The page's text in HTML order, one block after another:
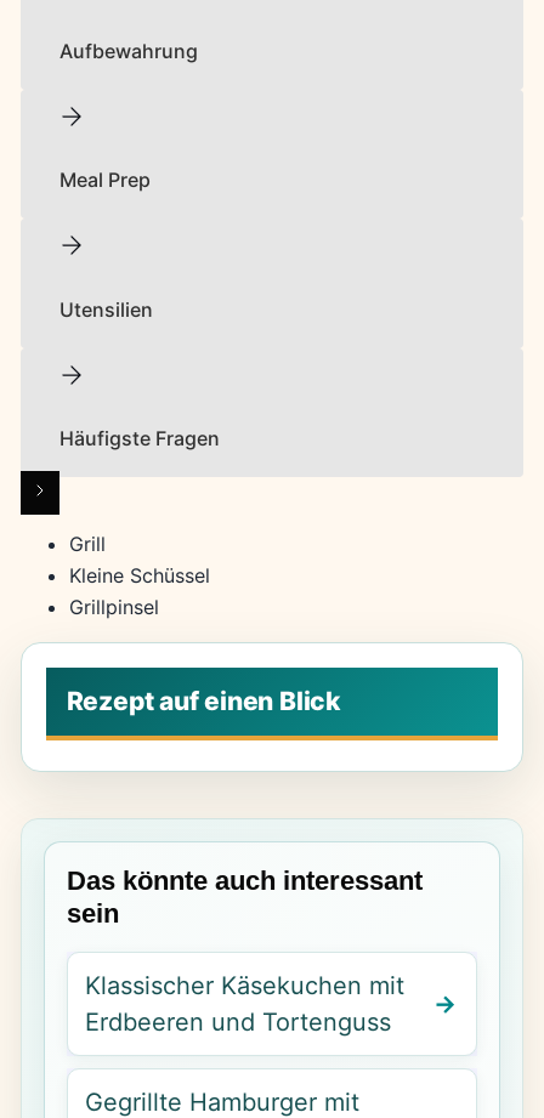
Aufbewahrung
Meal Prep
Utensilien
Häufigste Fragen
Grill
Kleine Schüssel
Grillpinsel
Das könnte auch interessant
sein
Klassischer Käsekuchen mit
Erdbeeren und Tortenguss
Gegrillte Hamburger mit